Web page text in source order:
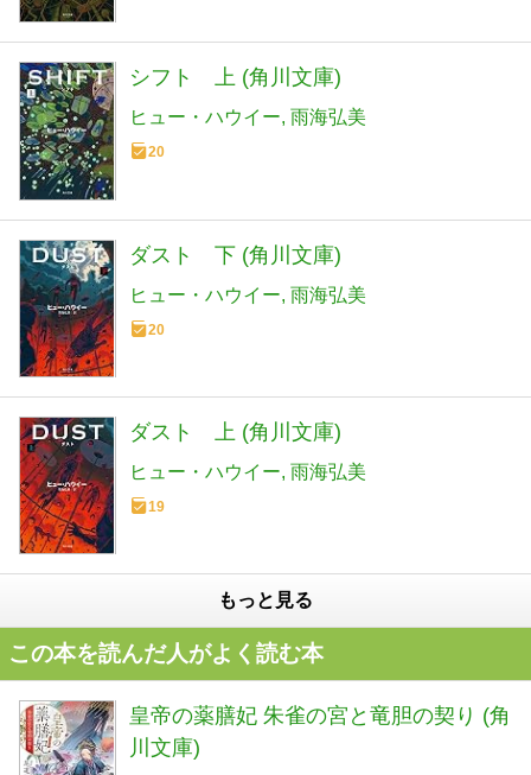
シフト 上 (角川文庫)
ヒュー・ハウイー 雨海弘美
20
ダスト 下 (角川文庫)
ヒュー・ハウイー 雨海弘美
20
ダスト 上 (角川文庫)
ヒュー・ハウイー 雨海弘美
19
もっと見る
この本を読んだ人がよく読む本
皇帝の薬膳妃 朱雀の宮と竜胆の契り (角
川文庫)